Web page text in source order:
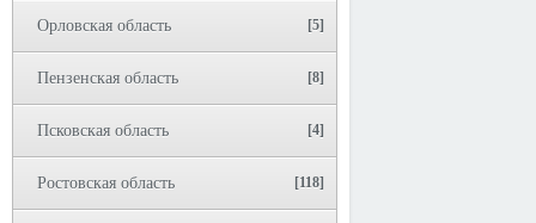
Орловская область [5]
Пензенская область [8]
Псковская область [4]
Ростовская область [118]